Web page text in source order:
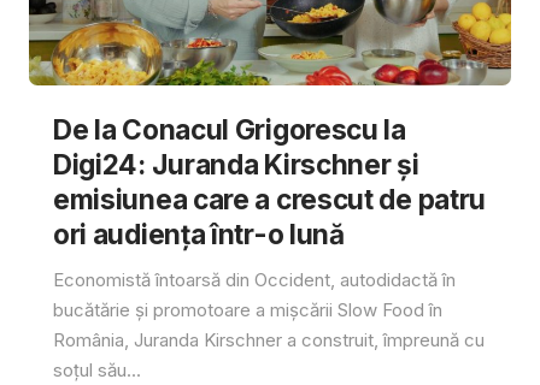
De la Conacul Grigorescu la
Digi24: Juranda Kirschner și
emisiunea care a crescut de patru
ori audiența într-o lună
Economistă întoarsă din Occident, autodidactă în
bucătărie și promotoare a mișcării Slow Food în
România, Juranda Kirschner a construit, împreună cu
soțul său...